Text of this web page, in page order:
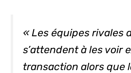
« Les équipes rivales
s’attendent à les voir
transaction alors que